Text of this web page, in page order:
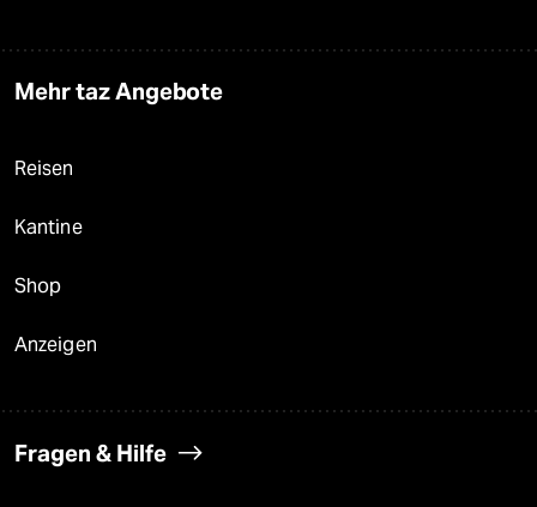
Mehr taz Angebote
Reisen
Kantine
Shop
Anzeigen
Fragen & Hilfe